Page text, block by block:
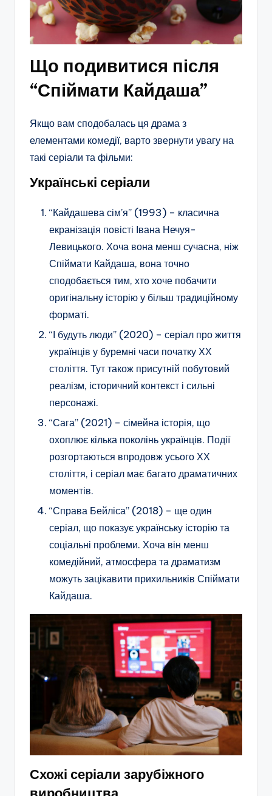
Що подивитися після
“Спіймати Кайдаша”
Якщо вам сподобалась ця драма з
елементами комедії, варто звернути увагу на
такі серіали та фільми:
Українські серіали
“Кайдашева сім’я” (1993) – класична
екранізація повісті Івана Нечуя-
Левицького. Хоча вона менш сучасна, ніж
Спіймати Кайдаша, вона точно
сподобається тим, хто хоче побачити
оригінальну історію у більш традиційному
форматі.
“І будуть люди” (2020) – серіал про життя
українців у буремні часи початку ХХ
століття. Тут також присутній побутовий
реалізм, історичний контекст і сильні
персонажі.
“Сага” (2021) – сімейна історія, що
охоплює кілька поколінь українців. Події
розгортаються впродовж усього ХХ
століття, і серіал має багато драматичних
моментів.
“Справа Бейліса” (2018) – ще один
серіал, що показує українську історію та
соціальні проблеми. Хоча він менш
комедійний, атмосфера та драматизм
можуть зацікавити прихильників Спіймати
Кайдаша.
Схожі серіали зарубіжного